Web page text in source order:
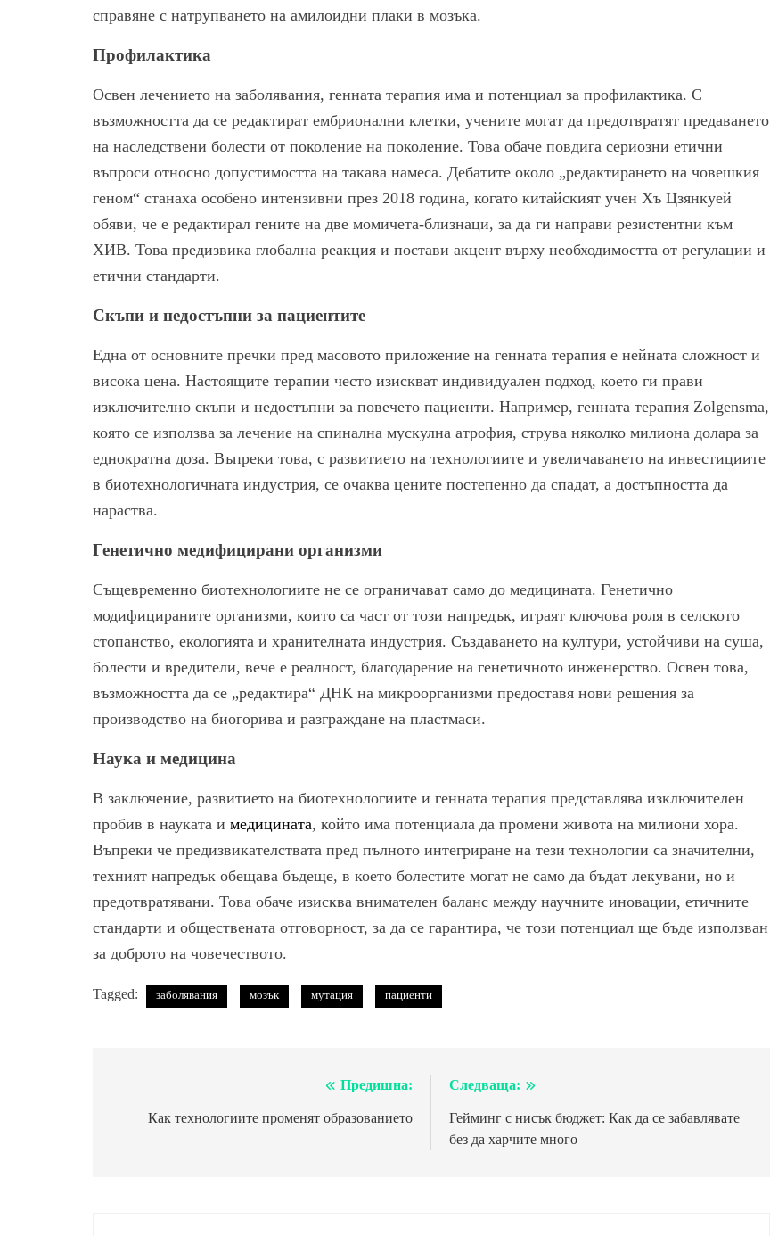
справяне с натрупването на амилоидни плаки в мозъка.
Профилактика
Освен лечението на заболявания, генната терапия има и потенциал за профилактика. С
възможността да се редактират ембрионални клетки, учените могат да предотвратят предаването
на наследствени болести от поколение на поколение. Това обаче повдига сериозни етични
въпроси относно допустимостта на такава намеса. Дебатите около „редактирането на човешкия
геном“ станаха особено интензивни през 2018 година, когато китайският учен Хъ Цзянкуей
обяви, че е редактирал гените на две момичета-близнаци, за да ги направи резистентни към
ХИВ. Това предизвика глобална реакция и постави акцент върху необходимостта от регулации и
етични стандарти.
Скъпи и недостъпни за пациентите
Една от основните пречки пред масовото приложение на генната терапия е нейната сложност и
висока цена. Настоящите терапии често изискват индивидуален подход, което ги прави
изключително скъпи и недостъпни за повечето пациенти. Например, генната терапия Zolgensma,
която се използва за лечение на спинална мускулна атрофия, струва няколко милиона долара за
еднократна доза. Въпреки това, с развитието на технологиите и увеличаването на инвестициите
в биотехнологичната индустрия, се очаква цените постепенно да спадат, а достъпността да
нараства.
Генетично медифицирани организми
Същевременно биотехнологиите не се ограничават само до медицината. Генетично
модифицираните организми, които са част от този напредък, играят ключова роля в селското
стопанство, екологията и хранителната индустрия. Създаването на култури, устойчиви на суша,
болести и вредители, вече е реалност, благодарение на генетичното инженерство. Освен това,
възможността да се „редактира“ ДНК на микроорганизми предоставя нови решения за
производство на биогорива и разграждане на пластмаси.
Наука и медицина
В заключение, развитието на биотехнологиите и генната терапия представлява изключителен
пробив в науката и медицината, който има потенциала да промени живота на милиони хора.
Въпреки че предизвикателствата пред пълното интегриране на тези технологии са значителни,
техният напредък обещава бъдеще, в което болестите могат не само да бъдат лекувани, но и
предотвратявани. Това обаче изисква внимателен баланс между научните иновации, етичните
стандарти и обществената отговорност, за да се гарантира, че този потенциал ще бъде използван
за доброто на човечеството.
Tagged: заболявания мозък мутация пациенти
Предишна:
Как технологиите променят образованието
Следваща:
Гейминг с нисък бюджет: Как да се забавлявате
без да харчите много